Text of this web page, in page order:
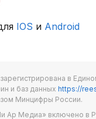
IOS и Android
в
и баз данных https://
Минцифры России.
Ар Медиа» включено в